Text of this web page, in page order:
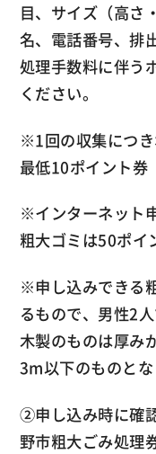
目、サイズ（高さ
名、電話番号、排
処理手数料に伴う
ください。
※1回の収集につき
最低10ポイント券
※インターネット
粗大ゴミは50ポイ
※申し込みできる
るもので、男性2
木製のものは厚み
3m以下のものとな
②申し込み時に確
野市粗大ごみ処理